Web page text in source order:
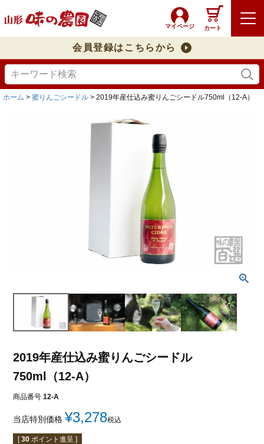
マイページ カート
会員登録はこちらから
ホーム 蜜りんごシードル 2019年産仕込み蜜りんごシードル750ml（12-A）
2019年産仕込み蜜りんごシードル
750ml（12-A）
商品番号 12-A
当店特別価格 ¥3,278税込
[ 30 ポイント進呈 ]